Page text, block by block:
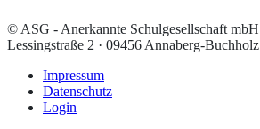
© ASG - Anerkannte Schulgesellschaft mbH
Lessingstraße 2 · 09456 Annaberg-Buchholz
Impressum
Datenschutz
Login